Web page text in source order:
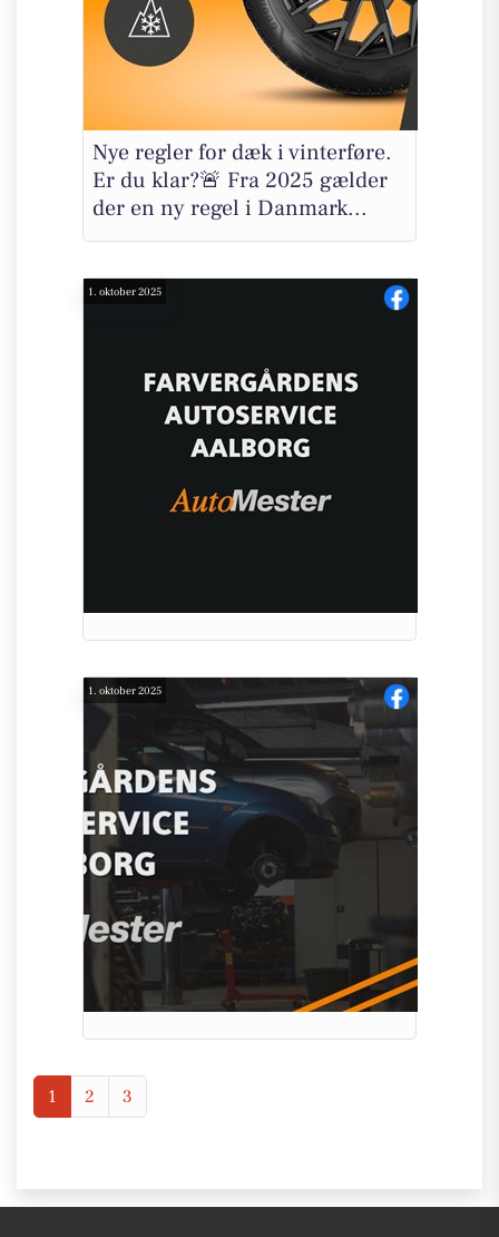
Nye regler for dæk i vinterføre.
Er du klar?🚨 Fra 2025 gælder
der en ny regel i Danmark...
1. oktober 2025
1. oktober 2025
1 2 3